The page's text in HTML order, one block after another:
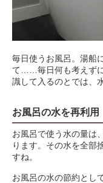
毎日使うお風呂。湯船
て……毎日何も考えず
識して入るのとでは、
お風呂の水を再利用
お風呂で使う水の量は、
ります。その水を全部
すね。
お風呂の水の節約とし